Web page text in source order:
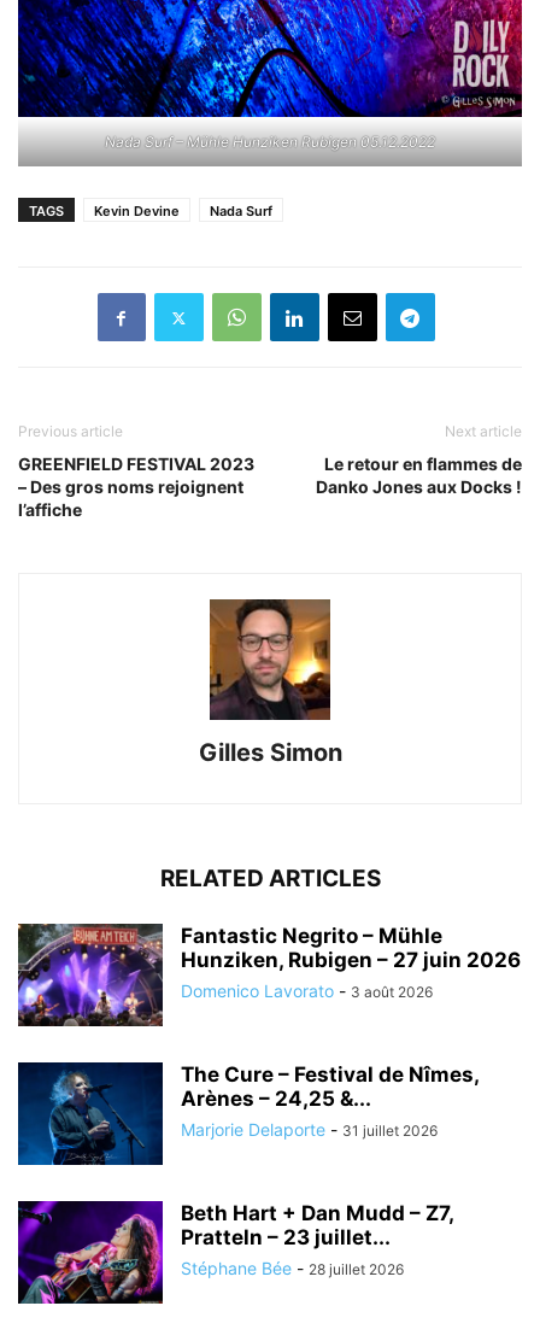
Nada Surf – Mühle Hunziken Rubigen 05.12.2022
TAGS Kevin Devine Nada Surf
Previous article
GREENFIELD FESTIVAL 2023
– Des gros noms rejoignent
l’affiche
Next article
Le retour en flammes de
Danko Jones aux Docks !
Gilles Simon
RELATED ARTICLES
Fantastic Negrito – Mühle
Hunziken, Rubigen – 27 juin 2026
Domenico Lavorato - 3 août 2026
The Cure – Festival de Nîmes,
Arènes – 24,25 &...
Marjorie Delaporte - 31 juillet 2026
Beth Hart + Dan Mudd – Z7,
Pratteln – 23 juillet...
Stéphane Bée - 28 juillet 2026